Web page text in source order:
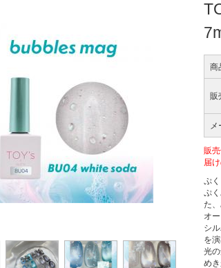
商
販
メ
販
届
ぷ
ぷ
た
オ
シ
を
光
め